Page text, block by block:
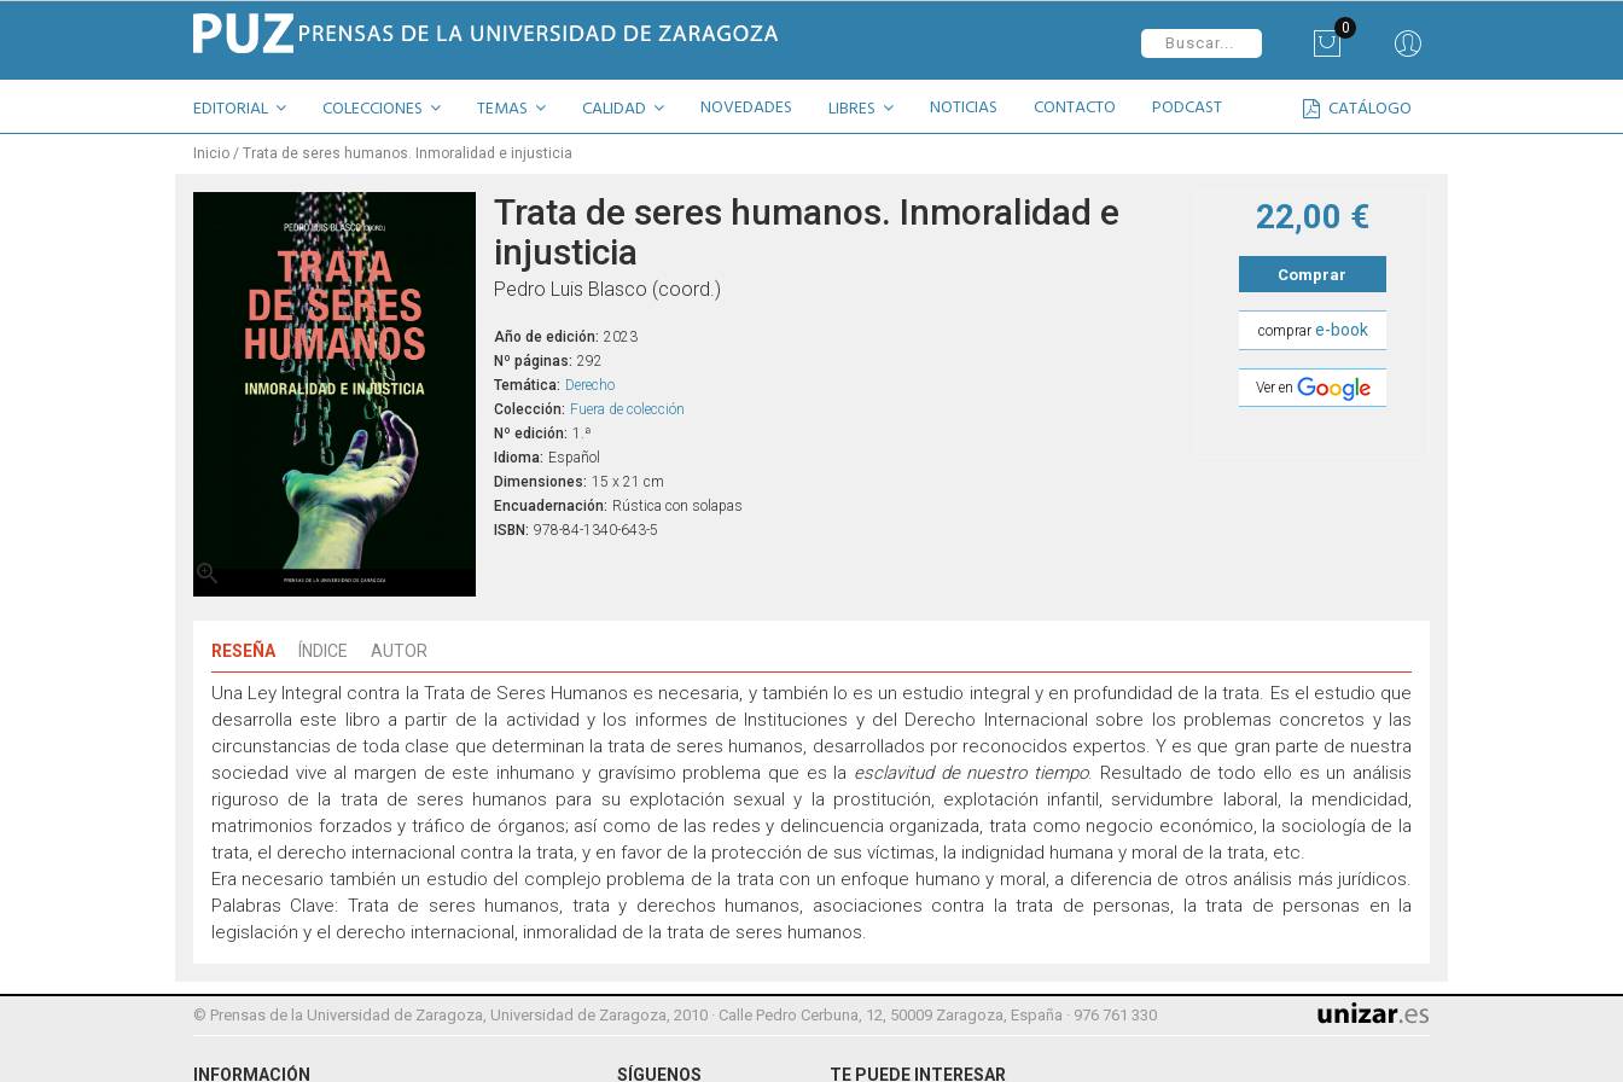
0
EDITORIAL COLECCIONES TEMAS CATÁLOGO
CALIDAD NOVEDADES LIBRES NOTICIAS CONTACTO PODCAST
Inicio Trata de seres humanos. Inmoralidad e injusticia

Trata de seres humanos. Inmoralidad e
injusticia
Pedro Luis Blasco (coord.)
Año de edición: 2023
Nº páginas: 292
Temática: Derecho
Colección: Fuera de colección
Nº edición: 1.ª
Idioma: Español
Dimensiones: 15 x 21 cm
Encuadernación: Rústica con solapas
ISBN: 978-84-1340-643-5
22,00 €
Comprar
comprar e-book
Ver en
RESEÑA ÍNDICE AUTOR
Una Ley Integral contra la Trata de Seres Humanos es necesaria, y también lo es un estudio integral y en profundidad de la trata. Es el estudio que
desarrolla este libro a partir de la actividad y los informes de Instituciones y del Derecho Internacional sobre los problemas concretos y las
circunstancias de toda clase que determinan la trata de seres humanos, desarrollados por reconocidos expertos. Y es que gran parte de nuestra
sociedad vive al margen de este inhumano y gravísimo problema que es la esclavitud de nuestro tiempo. Resultado de todo ello es un análisis
riguroso de la trata de seres humanos para su explotación sexual y la prostitución, explotación infantil, servidumbre laboral, la mendicidad,
matrimonios forzados y tráfico de órganos; así como de las redes y delincuencia organizada, trata como negocio económico, la sociología de la
trata, el derecho internacional contra la trata, y en favor de la protección de sus víctimas, la indignidad humana y moral de la trata, etc.
Era necesario también un estudio del complejo problema de la trata con un enfoque humano y moral, a diferencia de otros análisis más jurídicos.
Palabras Clave: Trata de seres humanos, trata y derechos humanos, asociaciones contra la trata de personas, la trata de personas en la
legislación y el derecho internacional, inmoralidad de la trata de seres humanos.
© Prensas de la Universidad de Zaragoza, Universidad de Zaragoza, 2010 · Calle Pedro Cerbuna, 12, 50009 Zaragoza, España · 976 761 330
INFORMACIÓN SÍGUENOS TE PUEDE INTERESAR